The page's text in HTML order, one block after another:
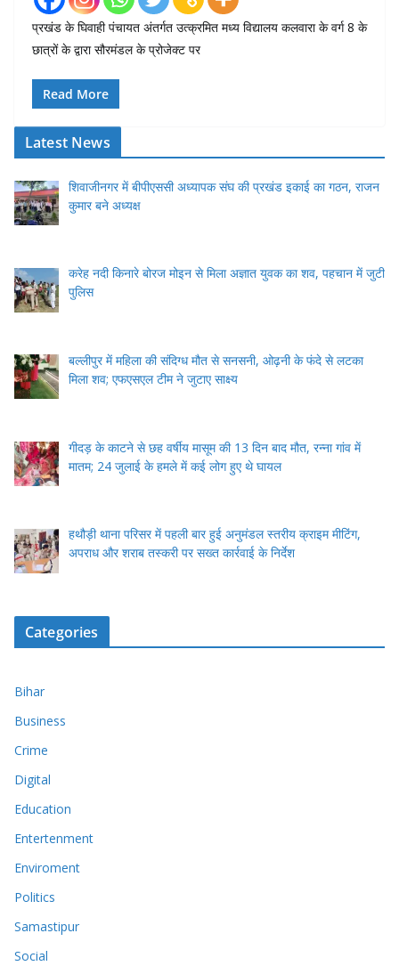
प्रखंड के घिवाही पंचायत अंतर्गत उत्क्रमित मध्य विद्यालय कलवारा के वर्ग 8 के
छात्रों के द्वारा सौरमंडल के प्रोजेक्ट पर
Read More
Latest News
शिवाजीनगर में बीपीएससी अध्यापक संघ की प्रखंड इकाई का गठन, राजन
कुमार बने अध्यक्ष
करेह नदी किनारे बोरज मोइन से मिला अज्ञात युवक का शव, पहचान में जुटी
पुलिस
बल्लीपुर में महिला की संदिग्ध मौत से सनसनी, ओढ़नी के फंदे से लटका
मिला शव; एफएसएल टीम ने जुटाए साक्ष्य
गीदड़ के काटने से छह वर्षीय मासूम की 13 दिन बाद मौत, रन्ना गांव में
मातम; 24 जुलाई के हमले में कई लोग हुए थे घायल
हथौड़ी थाना परिसर में पहली बार हुई अनुमंडल स्तरीय क्राइम मीटिंग,
अपराध और शराब तस्करी पर सख्त कार्रवाई के निर्देश
Categories
Bihar
Business
Crime
Digital
Education
Entertenment
Enviroment
Politics
Samastipur
Social